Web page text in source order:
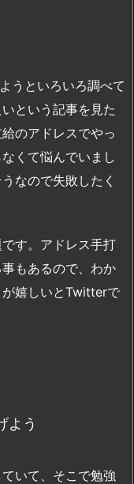
うといろいろ調べて
という記事を見た
のアドレスでやっ
くて悩んでいまし
なので失敗したく
す。アドレス手打
もあるので、わか
が嬉しいとTwitterで
よう
いて、そこで勉強